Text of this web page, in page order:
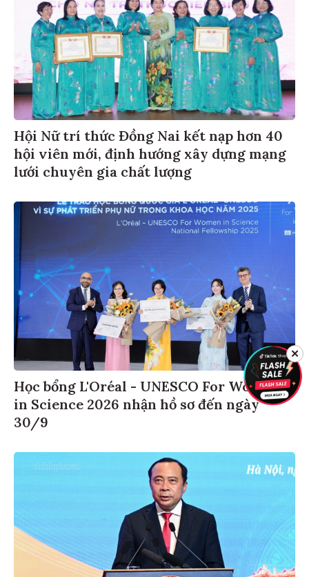
Hội Nữ trí thức Đồng Nai kết nạp hơn 40
hội viên mới, định hướng xây dựng mạng
lưới chuyên gia chất lượng
Học bổng L'Oréal - UNESCO For Women
in Science 2026 nhận hồ sơ đến ngày
30/9
✕